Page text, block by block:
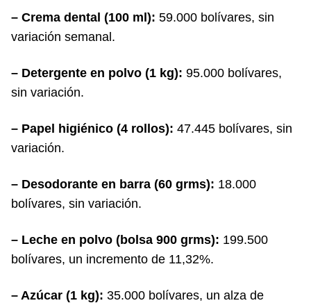
– Crema dental (100 ml): 59.000 bolívares, sin
variación semanal.
– Detergente en polvo (1 kg): 95.000 bolívares,
sin variación.
– Papel higiénico (4 rollos): 47.445 bolívares, sin
variación.
– Desodorante en barra (60 grms): 18.000
bolívares, sin variación.
– Leche en polvo (bolsa 900 grms): 199.500
bolívares, un incremento de 11,32%.
– Azúcar (1 kg): 35.000 bolívares, un alza de